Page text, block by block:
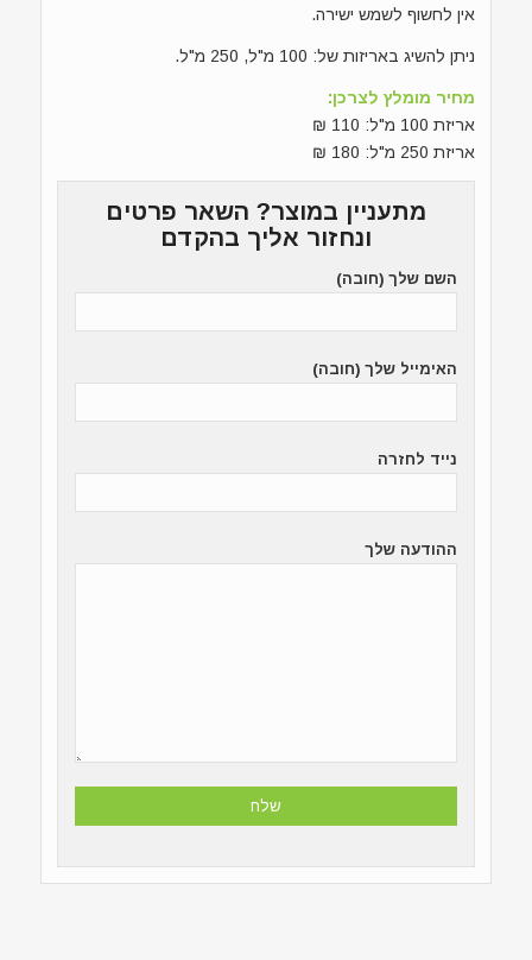
אין לחשוף לשמש ישירה.
ניתן להשיג באריזות של: 100 מ"ל, 250 מ"ל.
מחיר מומלץ לצרכן:
אריזת 100 מ"ל: 110 ₪
אריזת 250 מ"ל: 180 ₪
מתעניין במוצר? השאר פרטים
ונחזור אליך בהקדם
השם שלך (חובה)
האימייל שלך (חובה)
נייד לחזרה
ההודעה שלך